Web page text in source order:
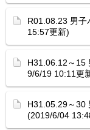
R01.08.23 男子
15:57更新)
H31.06.12～15
9/6/19 10:11更
H31.05.29～30
(2019/6/04